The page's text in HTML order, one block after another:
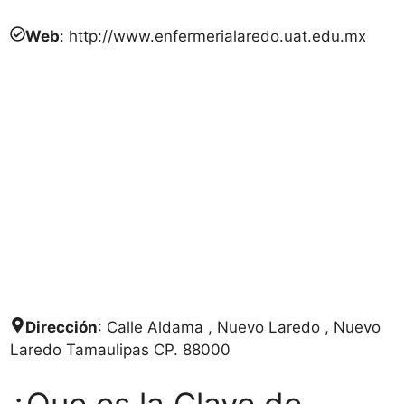
Web: http://www.enfermerialaredo.uat.edu.mx
Dirección: Calle Aldama , Nuevo Laredo , Nuevo
Laredo Tamaulipas CP. 88000